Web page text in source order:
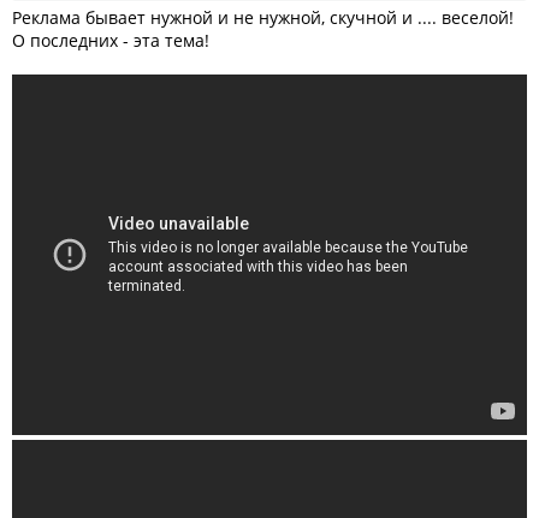
Реклама бывает нужной и не нужной, скучной и .... веселой!
О последних - эта тема!